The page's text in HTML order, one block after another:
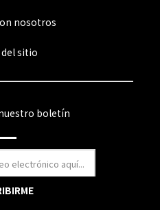
nosotros
del sitio
boletín